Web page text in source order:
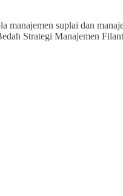
suplai dan
Strategi Manajemen